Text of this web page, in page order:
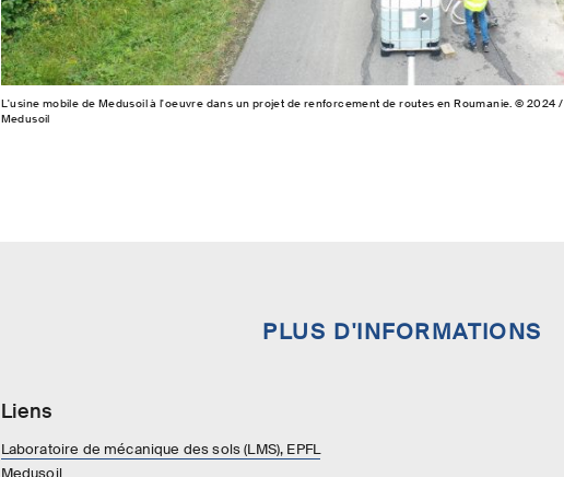
L'usine mobile de Medusoil à l'oeuvre dans un projet de renforcement de routes en Roumanie. © 2024 /
Medusoil
PLUS D'INFORMATIONS
Liens
Laboratoire de mécanique des sols (LMS), EPFL